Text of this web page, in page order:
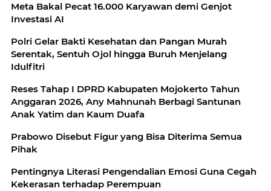
Meta Bakal Pecat 16.000 Karyawan demi Genjot
Investasi AI
Polri Gelar Bakti Kesehatan dan Pangan Murah
Serentak, Sentuh Ojol hingga Buruh Menjelang
Idulfitri
Reses Tahap I DPRD Kabupaten Mojokerto Tahun
Anggaran 2026, Any Mahnunah Berbagi Santunan
Anak Yatim dan Kaum Duafa
Prabowo Disebut Figur yang Bisa Diterima Semua
Pihak
Pentingnya Literasi Pengendalian Emosi Guna Cegah
Kekerasan terhadap Perempuan